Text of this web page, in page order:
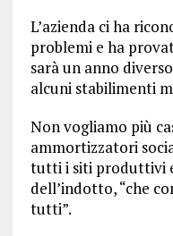
L’azienda ci ha
problemi e ha
sarà un anno
alcuni stabilimenti
Non vogliamo più
ammortizzatori
tutti i siti produttivi
dell’indotto, “che
tutti”.